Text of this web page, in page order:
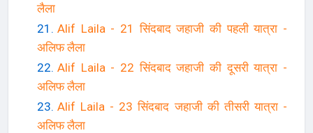
लैला
Alif Laila - 21 सिंदबाद जहाजी की पहली यात्रा -
अलिफ लैला
Alif Laila - 22 सिंदबाद जहाजी की दूसरी यात्रा -
अलिफ लैला
Alif Laila - 23 सिंदबाद जहाजी की तीसरी यात्रा -
अलिफ लैला